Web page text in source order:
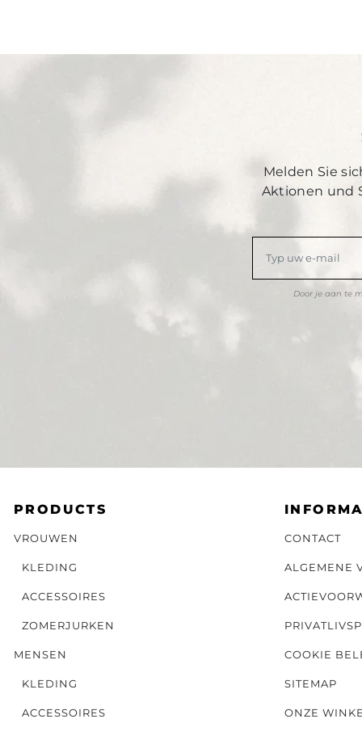
Melden Sie
Aktionen und
Door je aan te
PRODUCTS
VROUWEN
KLEDING
ACCESSOIRES
ZOMERJURKEN
MENSEN
KLEDING
ACCESSOIRES
CONTACT
ALGEMENE
COOKIE
SITEMAP
ONZE